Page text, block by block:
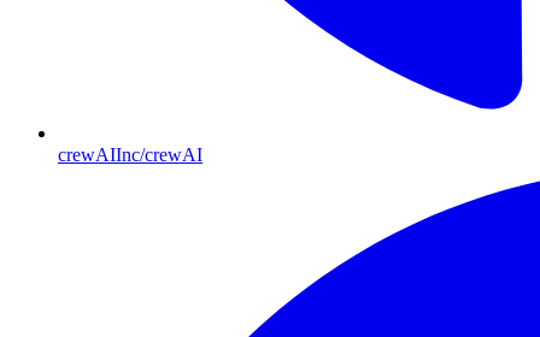
crewAIInc/crewAI